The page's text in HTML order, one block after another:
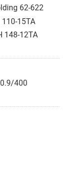
62-622
15TA
148-12TA
400